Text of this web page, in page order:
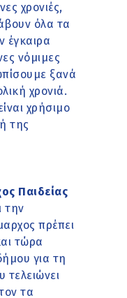
χρονιές,
όλα τα
έγκαιρα
νόμιμες
ξανά
χρονιά.
χρήσιμο
της
Παιδείας
την
πρέπει
τώρα
για τη
τα